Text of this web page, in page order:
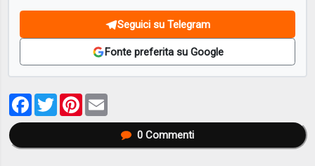
Seguici su Telegram
Fonte preferita su Google
Facebook
TwitterPinterest
0Commenti